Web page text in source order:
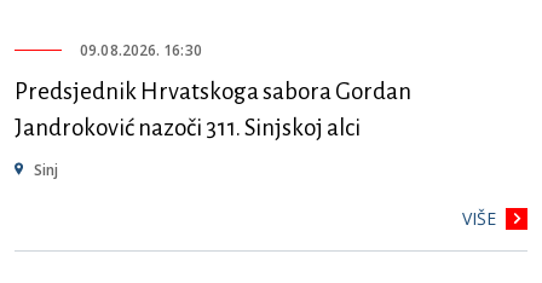
09.08.2026. 16:30
Predsjednik Hrvatskoga sabora Gordan
Jandroković nazoči 311. Sinjskoj alci
Sinj
VIŠE